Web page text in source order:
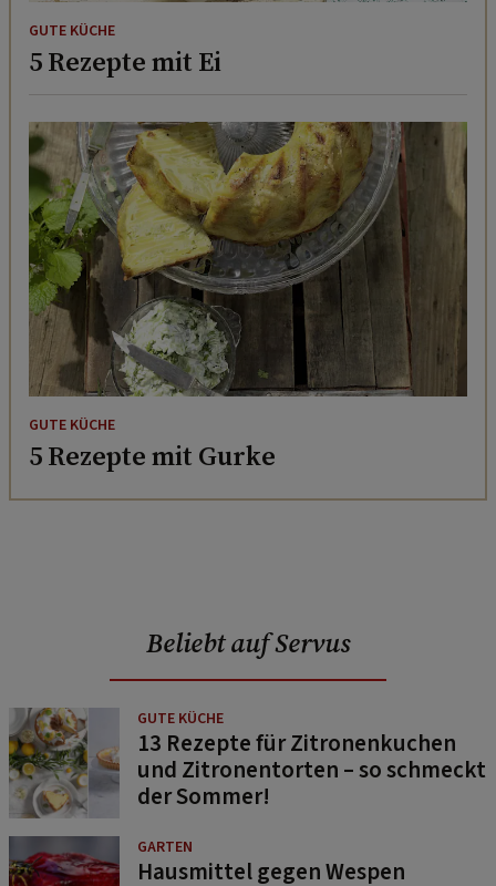
GUTE KÜCHE
5 Rezepte mit Ei
GUTE KÜCHE
5 Rezepte mit Gurke
Beliebt auf Servus
GUTE KÜCHE
13 Rezepte für Zitronenkuchen
und Zitronentorten – so schmeckt
der Sommer!
GARTEN
Hausmittel gegen Wespen